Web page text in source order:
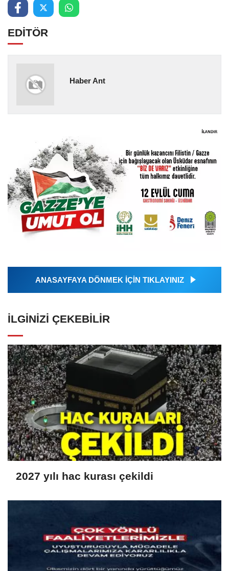
EDİTÖR
Haber Ant
ANASAYFAYA DÖNMEK İÇİN TIKLAYINIZ
İLGINIZI ÇEKEBILIR
2027 yılı hac kurası çekildi